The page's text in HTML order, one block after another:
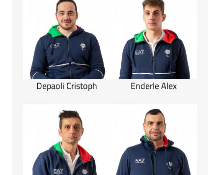
Depaoli Cristoph Enderle Alex